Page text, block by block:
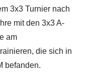
3x3 Turnier nach
mit den 3x3 A-
am
die sich in
befanden.